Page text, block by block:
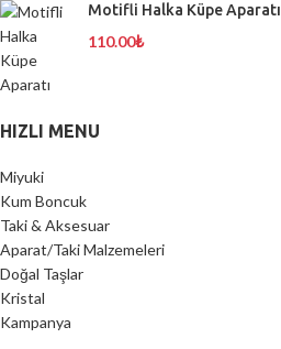
Motifli Halka Küpe Aparatı
110.00₺
HIZLI MENU
Miyuki
Kum Boncuk
Taki & Aksesuar
Aparat/Taki Malzemeleri
Doğal Taşlar
Kristal
Kampanya